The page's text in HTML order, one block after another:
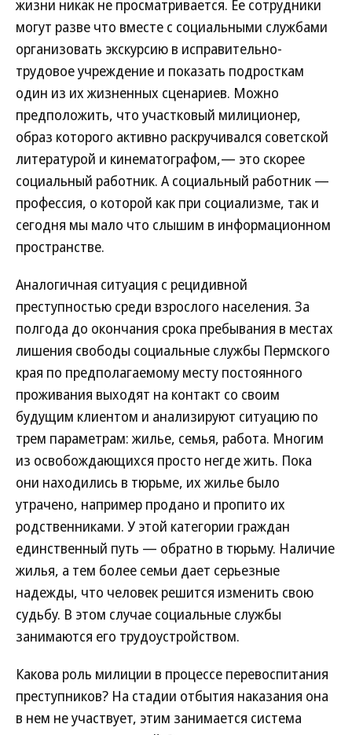
жизни никак не просматривается. Ее сотрудники
могут разве что вместе с социальными службами
организовать экскурсию в исправительно-
трудовое учреждение и показать подросткам
один из их жизненных сценариев. Можно
предположить, что участковый милиционер,
образ которого активно раскручивался советской
литературой и кинематографом,— это скорее
социальный работник. А социальный работник —
профессия, о которой как при социализме, так и
сегодня мы мало что слышим в информационном
пространстве.
Аналогичная ситуация с рецидивной
преступностью среди взрослого населения. За
полгода до окончания срока пребывания в местах
лишения свободы социальные службы Пермского
края по предполагаемому месту постоянного
проживания выходят на контакт со своим
будущим клиентом и анализируют ситуацию по
трем параметрам: жилье, семья, работа. Многим
из освобождающихся просто негде жить. Пока
они находились в тюрьме, их жилье было
утрачено, например продано и пропито их
родственниками. У этой категории граждан
единственный путь — обратно в тюрьму. Наличие
жилья, а тем более семьи дает серьезные
надежды, что человек решится изменить свою
судьбу. В этом случае социальные службы
занимаются его трудоустройством.
Какова роль милиции в процессе перевоспитания
преступников? На стадии отбытия наказания она
в нем не участвует, этим занимается система